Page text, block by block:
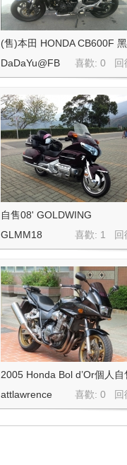
(售)本田 HONDA CB600F
喜歡: 0 回
DaDaYu@FB
自售08' GOLDWING
喜歡: 1 回
GLMM18
2005 Honda Bol d’Or個人自
喜歡: 0 回
attlawrence